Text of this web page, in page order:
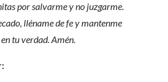
por salvarme y no juzgarme.
lléname de fe y mantenme
tu verdad. Amén.